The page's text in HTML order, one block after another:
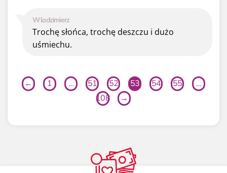
Wlodzimierz
Trochę słońca, trochę deszczu i dużo
uśmiechu.
← 1 … 51 52 53 54 55
…
108
→